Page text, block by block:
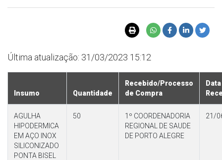
Última atualização: 31/03/2023 15:12
Insumo Quantidade
Recebido/Processo
de Compra
AGULHA
HIPODERMICA
EM AÇO INOX
SILICONIZADO
PONTA BISEL
50
1º COORDENADORIA
REGIONAL DE SAUDE
DE PORTO ALEGRE
21/